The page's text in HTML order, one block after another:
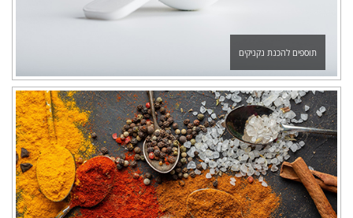
תוספים להכנת נקניקים